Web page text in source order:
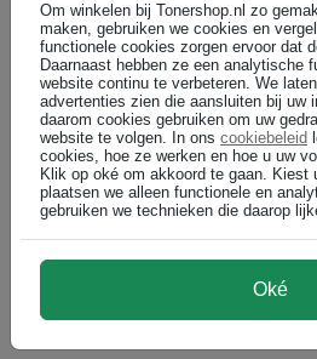
9 Hoe kan ik de juiste toner of
vinden?
10Ik wil mijn wachtwoord wijzigen?
Klik op Klantenservice. U ziet
Service. Volg de aanwijzigen.
Voor telefonische hulp: bel
Klantenservice 026 3193981,
vrijdag bereikbaar van 09:00 -
Op maandag tot en met vrijdag van
Om winkelen bij Tonershop.nl zo
maken, gebruiken we cookies en
functionele cookies zorgen ervoor dat
Daarnaast hebben ze een analytische
website continu te verbeteren. We
advertenties zien die aansluiten bij uw
daarom cookies gebruiken om uw
website te volgen. In ons cookiebeleid
cookies, hoe ze werken en hoe u uw
Klik op oké om akkoord te gaan. Kiest
plaatsen we alleen functionele en
gebruiken we technieken die daarop
Oké